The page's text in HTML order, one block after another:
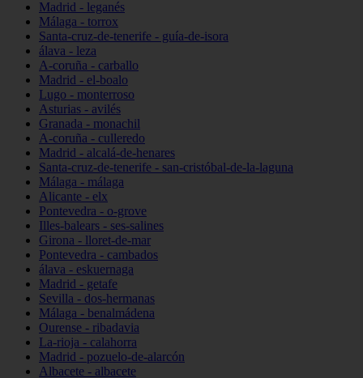
Madrid - leganés
Málaga - torrox
Santa-cruz-de-tenerife - guía-de-isora
álava - leza
A-coruña - carballo
Madrid - el-boalo
Lugo - monterroso
Asturias - avilés
Granada - monachil
A-coruña - culleredo
Madrid - alcalá-de-henares
Santa-cruz-de-tenerife - san-cristóbal-de-la-laguna
Málaga - málaga
Alicante - elx
Pontevedra - o-grove
Illes-balears - ses-salines
Girona - lloret-de-mar
Pontevedra - cambados
álava - eskuernaga
Madrid - getafe
Sevilla - dos-hermanas
Málaga - benalmádena
Ourense - ribadavia
La-rioja - calahorra
Madrid - pozuelo-de-alarcón
Albacete - albacete